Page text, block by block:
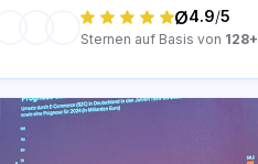
Ø4.9/5
Sternen auf Basis von 128+